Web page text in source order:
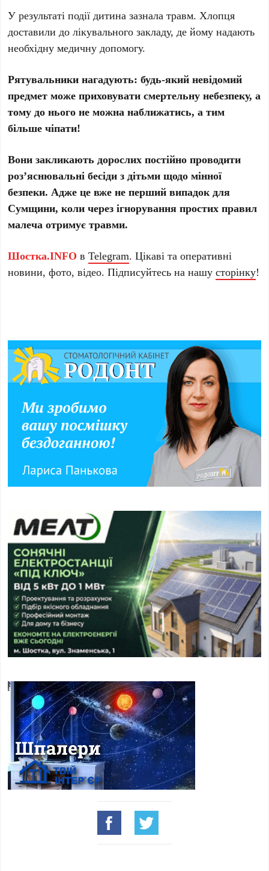
У результаті події дитина зазнала травм. Хлопця
доставили до лікувального закладу, де йому надають
необхідну медичну допомогу.
Рятувальники нагадують: будь-який невідомий
предмет може приховувати смертельну небезпеку, а
тому до нього не можна наближатись, а тим
більше чіпати!
Вони закликають дорослих постійно проводити
роз’яснювальні бесіди з дітьми щодо мінної
безпеки. Адже це вже не перший випадок для
Сумщини, коли через ігнорування простих правил
малеча отримує травми.
Шостка.INFO вTelegram. Цікаві та оперативні
новини, фото, відео. Підписуйтесь на нашусторінку!